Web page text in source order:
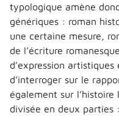
typologique amène
génériques : roman
une certaine mesure,
de l’écriture
d’expression
d’interroger sur le
également sur
divisée en deux parties